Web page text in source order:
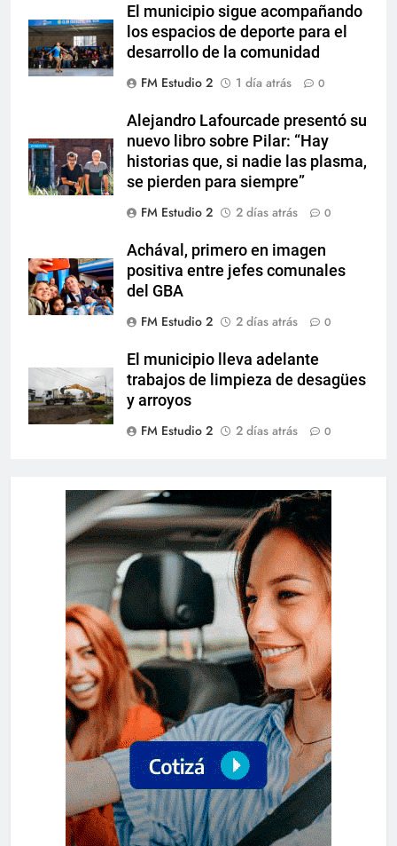
El municipio sigue acompañando
los espacios de deporte para el
desarrollo de la comunidad
FM Estudio 2
1 día atrás 0
Alejandro Lafourcade presentó su
nuevo libro sobre Pilar: “Hay
historias que, si nadie las plasma,
se pierden para siempre”
FM Estudio 2
2 días atrás 0
Achával, primero en imagen
positiva entre jefes comunales
del GBA
FM Estudio 2
2 días atrás 0
El municipio lleva adelante
trabajos de limpieza de desagües
y arroyos
FM Estudio 2
2 días atrás 0